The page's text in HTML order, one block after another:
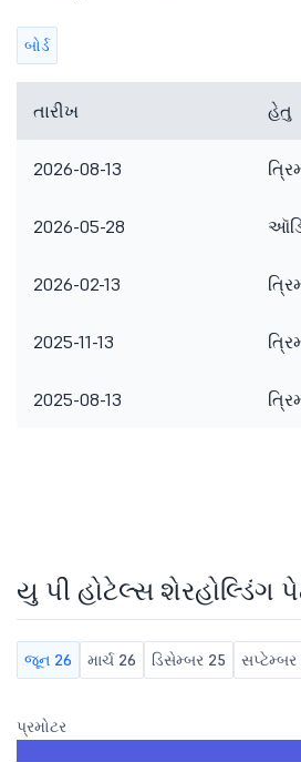
બોર્ડ
તારીખ હેતુ
2026-08-13
2026-05-28
2026-02-13
2025-11-13
2025-08-13
યુ પી હોટેલ્સ શેરહોલ્ડિંગ
જૂન 26 માર્ચ 26 ડિસેમ્બર 25 સપ્ટેમ્બર
પ્રમોટર